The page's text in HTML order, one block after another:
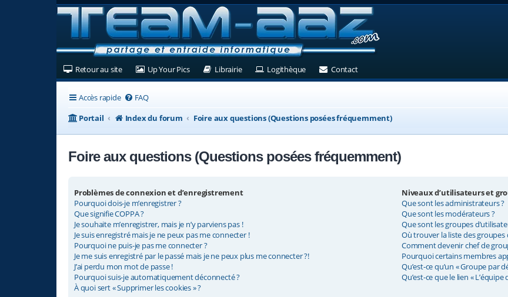
Retour au site(Ouvre un nouvel onglet)
Up Your Pics(Ouvre un nouvel onglet)
Librairie(Ouvre un nouvel onglet)
Logithèque(Ouvre un nouvel onglet)
Contact(Ouvre un nouvel onglet)
Accès rapide FAQ
Portail
Index du forum Foire aux questions (Questions posées fréquemment)
Foire aux questions (Questions posées fréquemment)
Problèmes de connexion et d’enregistrement
Pourquoi dois-je m’enregistrer ?
Que signifie COPPA ?
Je souhaite m’enregistrer, mais je n’y parviens pas !
Je suis enregistré mais je ne peux pas me connecter !
Pourquoi ne puis-je pas me connecter ?
Je me suis enregistré par le passé mais je ne peux plus me connecter ?!
J’ai perdu mon mot de passe !
Pourquoi suis-je automatiquement déconnecté ?
À quoi sert « Supprimer les cookies » ?
Niveaux d’utilisateurs et
Que sont les administrateurs ?
Que sont les modérateurs ?
Que sont les groupes
Où trouver la liste des
Comment devenir chef de
Pourquoi certains membres
Qu’est-ce qu’un « Groupe par
Qu’est-ce que le lien «